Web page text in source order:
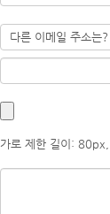
가로 제한 길이: